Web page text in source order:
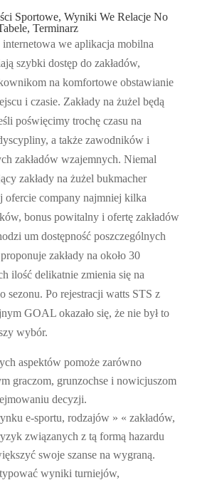
Sportowe, Wyniki We Relacje No
Terminarz
we aplikacja mobilna
szybki dostęp do zakładów,
na komfortowe obstawianie
i czasie. Zakłady na żużel będą
poświęcimy trochę czasu na
a także zawodników i
zakładów wzajemnych. Niemal
zakłady na żużel bukmacher
ofercie company najmniej kilka
bonus powitalny i ofertę zakładów
um dostępność poszczególnych
zakłady na około 30
ilość delikatnie zmienia się na
sezonu. Po rejestracji watts STS z
GOAL okazało się, że nie był to
wybór.
aspektów pomoże zarówno
graczom, grunzochse i nowicjuszom
decyzji.
e-sportu, rodzajów » « zakładów,
związanych z tą formą hazardu
swoje szanse na wygraną.
wyniki turniejów,